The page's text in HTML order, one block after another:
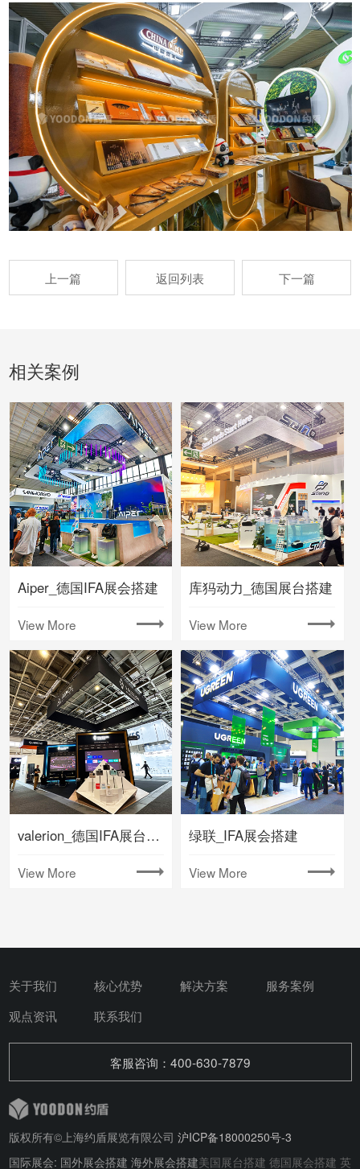
上一篇 返回列表 下一篇
相关案例
Aiper_德国IFA展会搭建
View More
库犸动力_德国展台搭建
View More
valerion_德国IFA展台搭建
View More
绿联_IFA展会搭建
View More
关于我们 核心优势 解决方案
服务案例
观点资讯
联系我们
客服咨询：400-630-7879
版权所有©上海约盾展览有限公司 沪ICP备18000250号-3
国际展会: 国外展会搭建 海外展会搭建美国展台搭建 德国展会搭建 英